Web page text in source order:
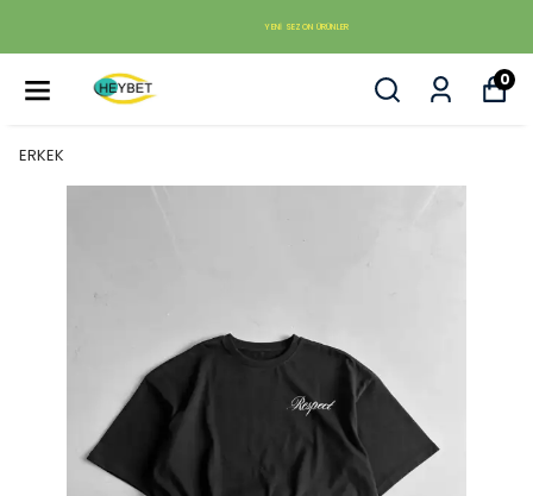
YENI SEZON ÜRÜNLER
0
ERKEK